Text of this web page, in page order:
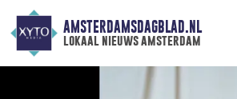
AMSTERDAMSDAGBLAD.NL
lokaal nieuws amsterdam